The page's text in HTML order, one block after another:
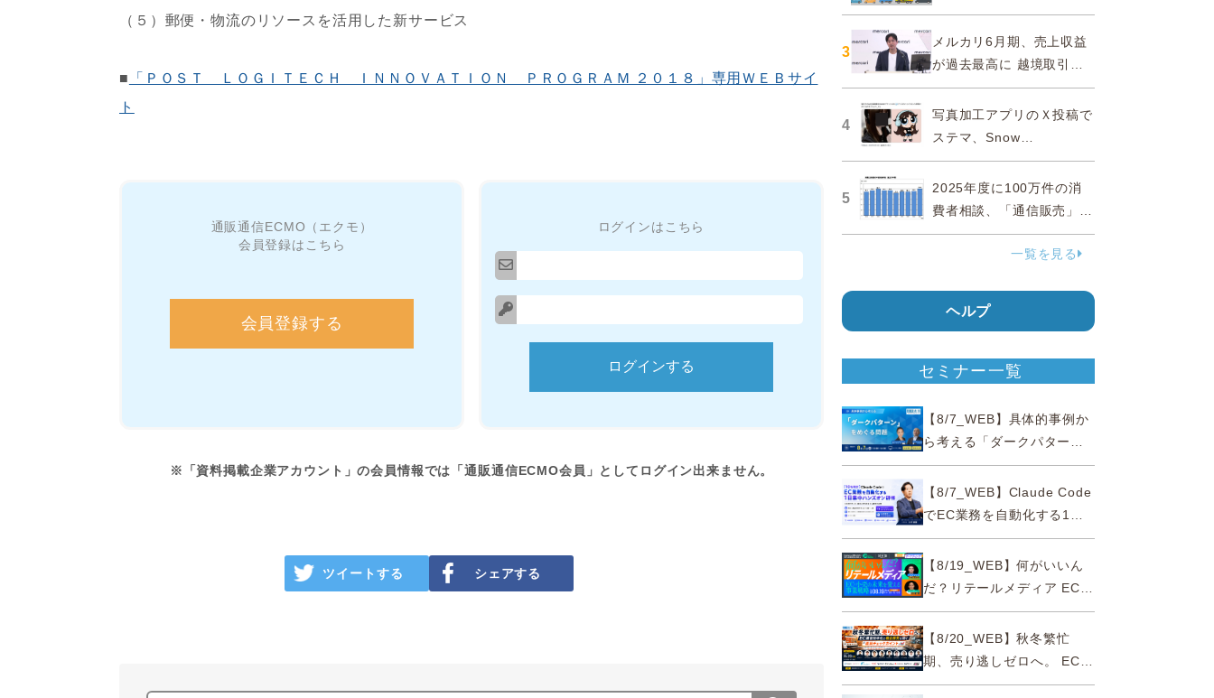
（５）郵便・物流のリソースを活用した新サービス
■
「ＰＯＳＴ ＬＯＧＩＴＥＣＨ ＩＮＮＯＶＡＴＩＯＮ ＰＲＯＧＲＡＭ ２０１８」専用ＷＥＢサイ
ト
通販通信ECMO（エクモ）
会員登録はこちら
会員登録する
ログインはこちら
※「資料掲載企業アカウント」の会員情報では「通販通信ECMO会員」としてログイン出来ません。
ツイートする シェアする
運輸/佐川急便/西濃運輸/福
山通運
3
メルカリ6月期、売上収益
が過去最高に 越境取引が
急成長
4
写真加工アプリのＸ投稿で
ステマ、Snow
Corporationと日本法人に
措置命令
5
2025年度に100万件の消
費者相談、「通信販売」が
38.0％占める…国民生活セ
一覧を見る
ヘルプ
セミナー一覧
【8/7_WEB】具体的事例か
ら考える「ダークパター
ン」をめぐる問題【薬事法
広告研究所×通販通信
ECMO】
【8/7_WEB】Claude Code
でEC業務を自動化する1日
集中ハンズオン研修【10名
限定・東京三田】
【8/19_WEB】何がいいん
だ？リテールメディア EC・
小売の未来を変える事業戦
略【8/20_WEB】秋冬繁忙
期、売り逃しゼロへ。 EC運
営効率化と機会損失を防ぐ